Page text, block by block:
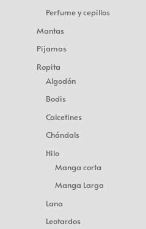
Perfume y cepillos
Mantas
Pijamas
Ropita
Algodón
Bodis
Calcetines
Chándals
Hilo
Manga corta
Manga Larga
Lana
Leotardos